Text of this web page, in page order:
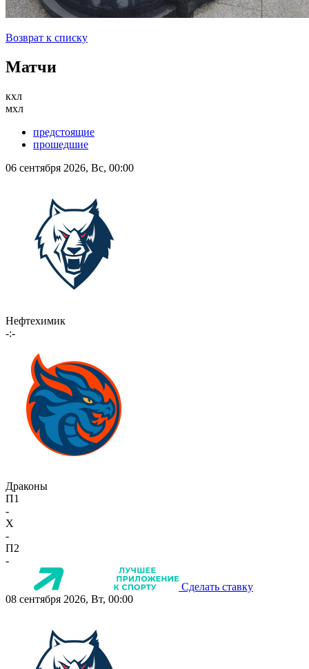
Возврат к списку
Матчи
кхл
мхл
предстоящие
прошедшие
06 сентября 2026, Вс, 00:00
Нефтехимик
-:-
Драконы
П1
-
X
-
П2
-
Сделать ставку
08 сентября 2026, Вт, 00:00